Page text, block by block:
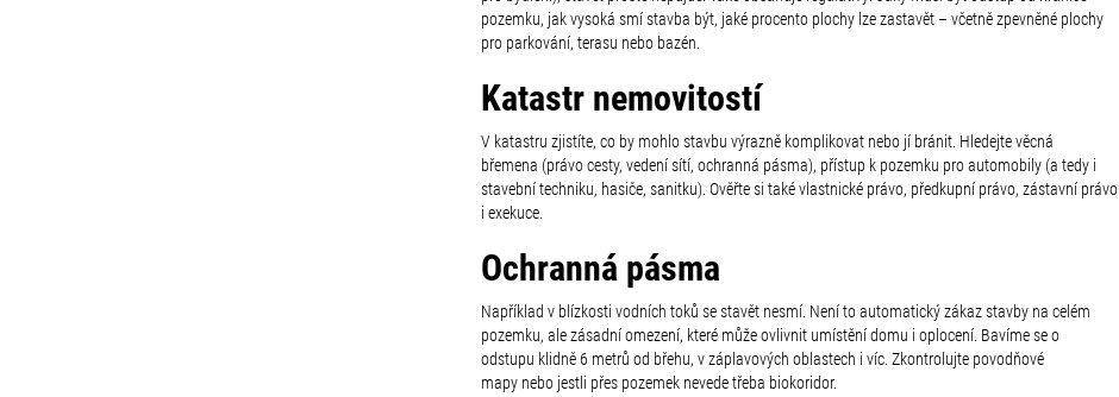
pozemku, jak vysoká smí stavba být, jaké procento plochy lze zastavět – včetně zpevněné plochy
pro parkování, terasu nebo bazén.
Katastr nemovitostí
V katastru zjistíte, co by mohlo stavbu výrazně komplikovat nebo jí bránit. Hledejte věcná
břemena (právo cesty, vedení sítí, ochranná pásma), přístup k pozemku pro automobily (a tedy i
stavební techniku, hasiče, sanitku). Ověřte si také vlastnické právo, předkupní právo, zástavní právo
i exekuce.
Ochranná pásma
Například v blízkosti vodních toků se stavět nesmí. Není to automatický zákaz stavby na celém
pozemku, ale zásadní omezení, které může ovlivnit umístění domu i oplocení. Bavíme se o
odstupu klidně 6 metrů od břehu,v záplavových oblastech i víc. Zkontrolujte povodňové
mapy nebo jestli přes pozemek nevede třeba biokoridor.